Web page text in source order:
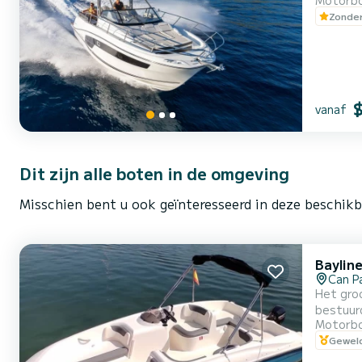
vanaf
Dit zijn alle boten in de omgeving
Misschien bent u ook geïnteresseerd in deze
Can
Het
een